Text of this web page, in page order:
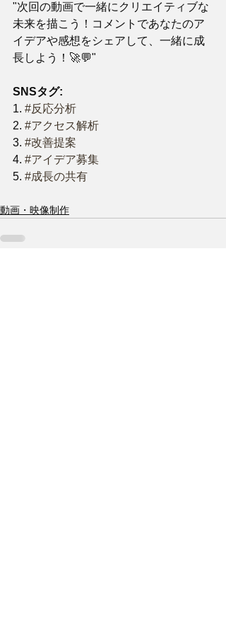
"次回の動画で一緒にクリエイティブな
未来を描こう！コメントであなたのア
イデアや感想をシェアして、一緒に成
長しよう！🚀💬"
SNSタグ:
1. #反応分析
2. #アクセス解析
3. #改善提案
4. #アイデア募集
5. #成長の共有
動画・映像制作